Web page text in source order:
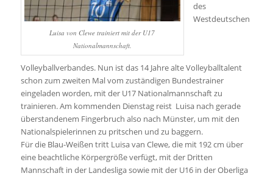
Luisa von Clewe trainiert mit der U17
Nationalmannschaft.
des
Westdeutschen
Volleyballverbandes. Nun ist das 14 Jahre alte Volleyballtalent
schon zum zweiten Mal vom zuständigen Bundestrainer
eingeladen worden, mit der U17 Nationalmannschaft zu
trainieren. Am kommenden Dienstag reist Luisa nach gerade
überstandenem Fingerbruch also nach Münster, um mit den
Nationalspielerinnen zu pritschen und zu baggern.
Für die Blau-Weißen tritt Luisa van Clewe, die mit 192 cm über
eine beachtliche Körpergröße verfügt, mit der Dritten
Mannschaft in der Landesliga sowie mit der U16 in der Oberliga